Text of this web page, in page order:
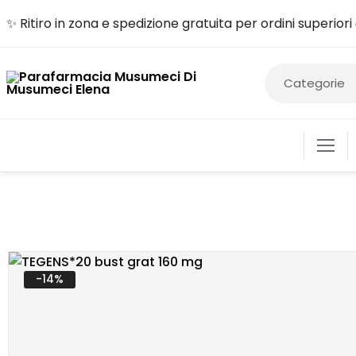
✨ Ritiro in zona e spedizione gratuita per ordini
-14%